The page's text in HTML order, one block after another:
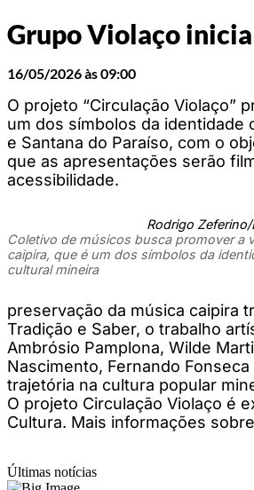
Grupo Violaço
16/05/2026 às 09:00
O projeto “Circulação Violaço”
um dos símbolos da identidade
e Santana do Paraíso, com o
que as apresentações serão
acessibilidade.
Rodrigo
Coletivo de músicos busca promover a
caipira, que é um dos símbolos da
cultural mineira
preservação da música caipira
Tradição e Saber, o trabalho
Ambrósio Pamplona, Wilde
Nascimento, Fernando
trajetória na cultura popular
O projeto Circulação Violaço é
Cultura. Mais informações
Últimas notícias